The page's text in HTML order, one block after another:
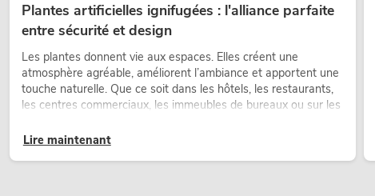
Plantes artificielles ignifugées : l'alliance parfaite
entre sécurité et design
Les plantes donnent vie aux espaces. Elles créent une
atmosphère agréable, améliorent l’ambiance et apportent une
touche naturelle. Que ce soit dans les hôtels, les restaurants,
les centres commerciaux, les immeubles de bureaux ou sur les
longtemps partie intégrante des concepts d’aménagement
Lire maintenant